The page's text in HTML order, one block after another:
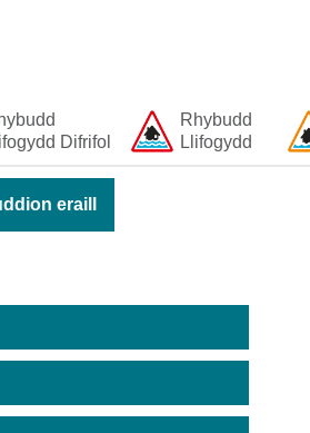
​Difrifol
Rhybudd
Llifogydd
eraill